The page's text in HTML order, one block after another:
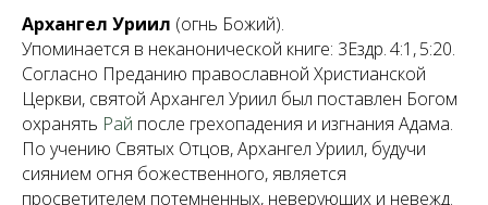
Архангел Уриил (огнь Божий).
Упоминается в неканонической книге: 3Ездр. 4:1, 5:20.
Согласно Преданию православной Христианской
Церкви, святой Архангел Уриил был поставлен Богом
охранять Рай после грехопадения и изгнания Адама.
По учению Святых Отцов, Архангел Уриил, будучи
сиянием огня божественного, является
просветителем потемненных, неверующих и невежд.